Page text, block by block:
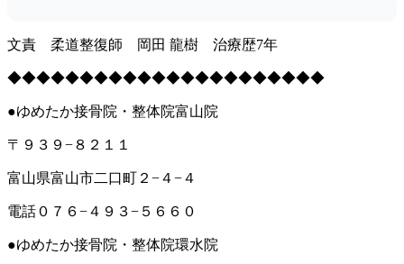
文責 柔道整復師 岡田 龍樹 治療歴7年
◆◆◆◆◆◆◆◆◆◆◆◆◆◆◆◆◆◆◆◆◆◆
●ゆめたか接骨院・整体院富山院
〒９３９−８２１１
富山県富山市二口町２−４−４
電話０７６−４９３−５６６０
●ゆめたか接骨院・整体院環水院